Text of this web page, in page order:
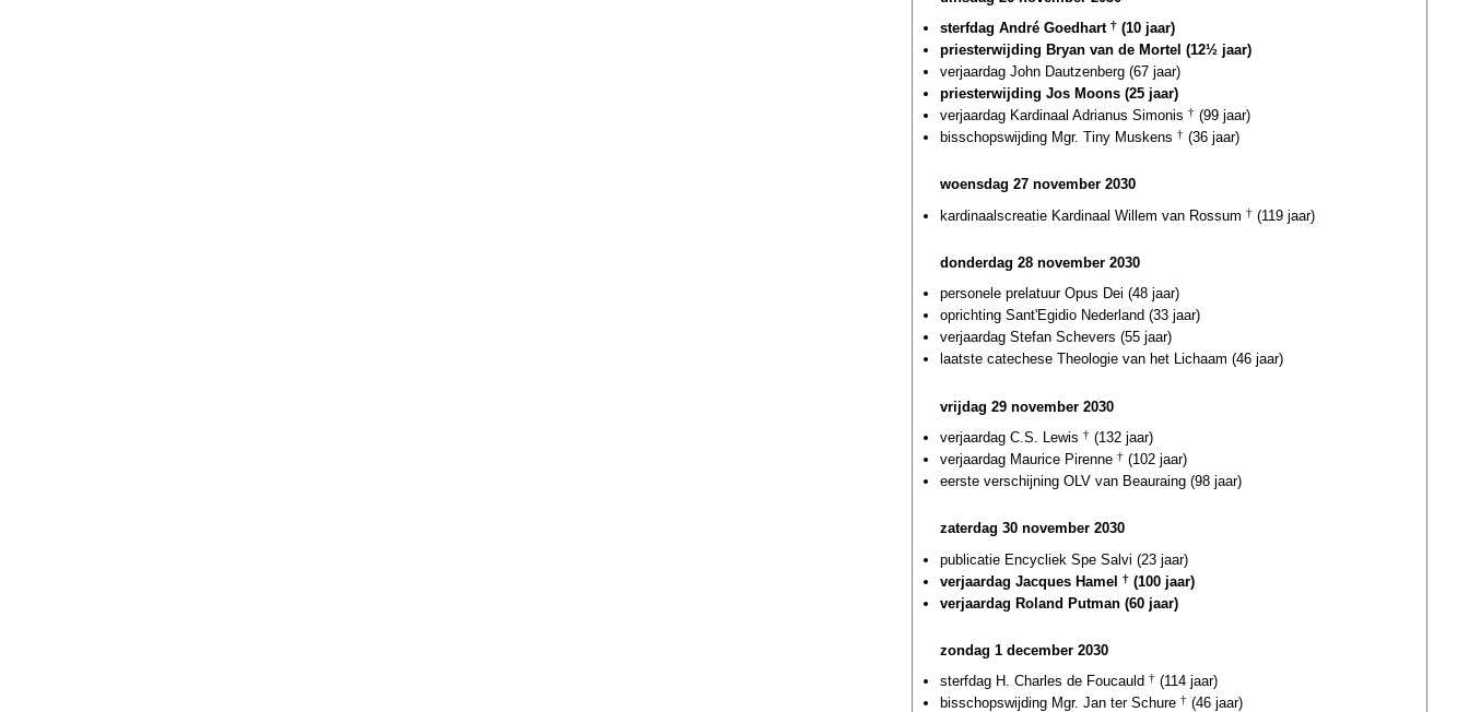
sterfdag André Goedhart † (10 jaar)
priesterwijding Bryan van de Mortel (12½ jaar)
verjaardag John Dautzenberg (67 jaar)
priesterwijding Jos Moons (25 jaar)
verjaardag Kardinaal Adrianus Simonis † (99 jaar)
bisschopswijding Mgr. Tiny Muskens † (36 jaar)
woensdag 27 november 2030
kardinaalscreatie Kardinaal Willem van Rossum † (119 jaar)
donderdag 28 november 2030
personele prelatuur Opus Dei (48 jaar)
oprichting Sant'Egidio Nederland (33 jaar)
verjaardag Stefan Schevers (55 jaar)
laatste catechese Theologie van het Lichaam (46 jaar)
vrijdag 29 november 2030
verjaardag C.S. Lewis † (132 jaar)
verjaardag Maurice Pirenne † (102 jaar)
eerste verschijning OLV van Beauraing (98 jaar)
zaterdag 30 november 2030
publicatie Encycliek Spe Salvi (23 jaar)
verjaardag Jacques Hamel † (100 jaar)
verjaardag Roland Putman (60 jaar)
zondag 1 december 2030
sterfdag H. Charles de Foucauld † (114 jaar)
bisschopswijding Mgr. Jan ter Schure † (46 jaar)